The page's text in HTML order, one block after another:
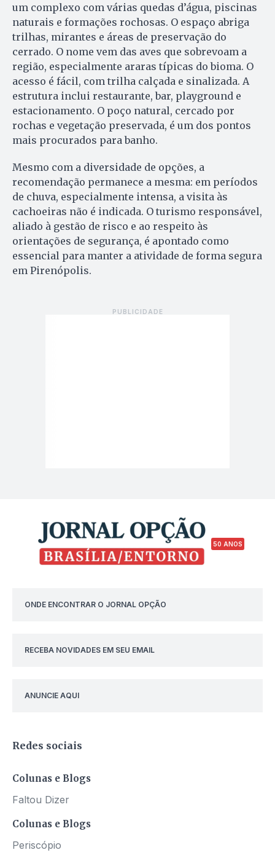
um complexo com várias quedas d’água, piscinas
naturais e formações rochosas. O espaço abriga
trilhas, mirantes e áreas de preservação do
cerrado. O nome vem das aves que sobrevoam a
região, especialmente araras típicas do bioma. O
acesso é fácil, com trilha calçada e sinalizada. A
estrutura inclui restaurante, bar, playground e
estacionamento. O poço natural, cercado por
rochas e vegetação preservada, é um dos pontos
mais procurados para banho.
Mesmo com a diversidade de opções, a
recomendação permanece a mesma: em períodos
de chuva, especialmente intensa, a visita às
cachoeiras não é indicada. O turismo responsável,
aliado à gestão de risco e ao respeito às
orientações de segurança, é apontado como
essencial para manter a atividade de forma segura
em Pirenópolis.
50 ANOS
ONDE ENCONTRAR O JORNAL OPÇÃO
RECEBA NOVIDADES EM SEU EMAIL
ANUNCIE AQUI
Redes sociais
Colunas e Blogs
Faltou Dizer
Colunas e Blogs
Periscópio